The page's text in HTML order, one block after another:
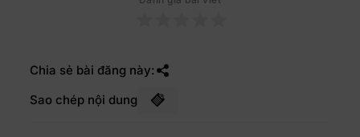
Chia sẻ bài đăng này:
Sao chép nội dung